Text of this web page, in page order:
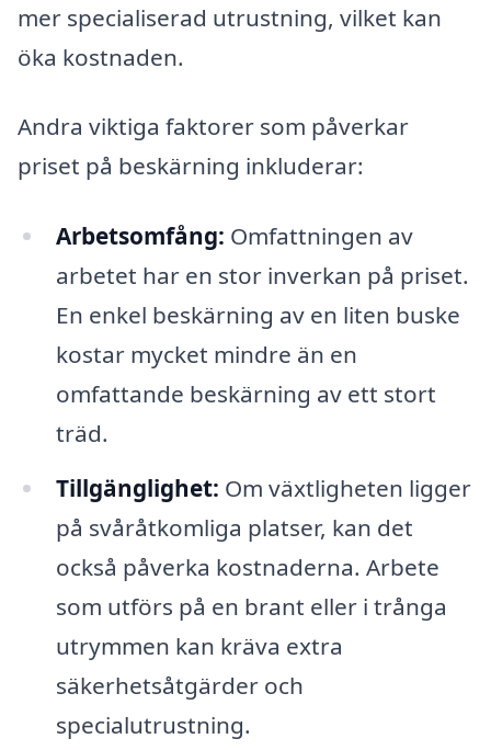
mer specialiserad utrustning, vilket kan
öka kostnaden.
Andra viktiga faktorer som påverkar
priset på beskärning inkluderar:
Arbetsomfång: Omfattningen av
arbetet har en stor inverkan på priset.
En enkel beskärning av en liten buske
kostar mycket mindre än en
omfattande beskärning av ett stort
träd.
Tillgänglighet: Om växtligheten ligger
på svåråtkomliga platser, kan det
också påverka kostnaderna. Arbete
som utförs på en brant eller i trånga
utrymmen kan kräva extra
säkerhetsåtgärder och
specialutrustning.